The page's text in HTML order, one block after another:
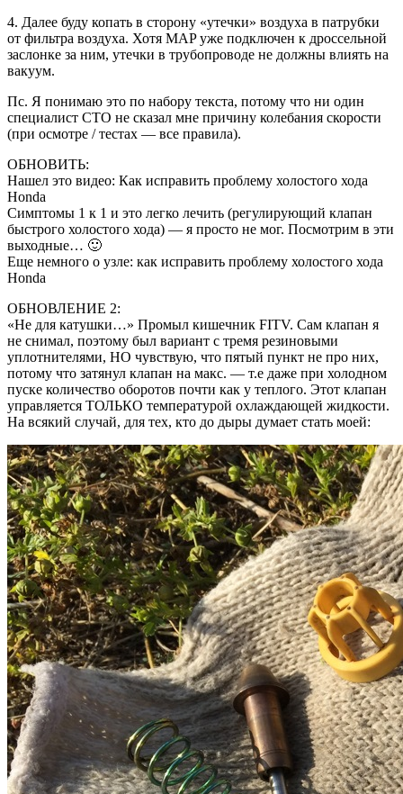
4. Далее буду копать в сторону «утечки» воздуха в патрубки
от фильтра воздуха. Хотя MAP уже подключен к дроссельной
заслонке за ним, утечки в трубопроводе не должны влиять на
вакуум.
Пс. Я понимаю это по набору текста, потому что ни один
специалист СТО не сказал мне причину колебания скорости
(при осмотре / тестах — все правила).
ОБНОВИТЬ:
Нашел это видео: Как исправить проблему холостого хода
Honda
Симптомы 1 к 1 и это легко лечить (регулирующий клапан
быстрого холостого хода) — я просто не мог. Посмотрим в эти
выходные… 🙂
Еще немного о узле: как исправить проблему холостого хода
Honda
ОБНОВЛЕНИЕ 2:
«Не для катушки…» Промыл кишечник FITV. Сам клапан я
не снимал, поэтому был вариант с тремя резиновыми
уплотнителями, НО чувствую, что пятый пункт не про них,
потому что затянул клапан на макс. — т.е даже при холодном
пуске количество оборотов почти как у теплого. Этот клапан
управляется ТОЛЬКО температурой охлаждающей жидкости.
На всякий случай, для тех, кто до дыры думает стать моей: